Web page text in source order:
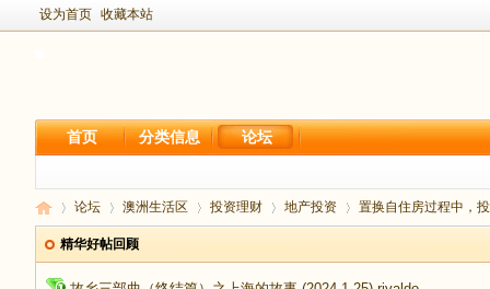
设为首页 收藏本站
首页 分类信息 论坛
论坛 澳洲生活区 投资理财 地产投资 置换自住房过程中，
精华好帖回顾